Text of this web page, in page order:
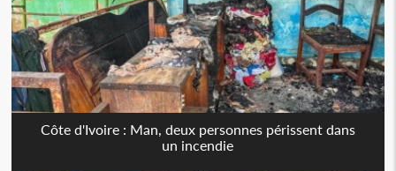
Côte d'Ivoire : Man, deux personnes périssent dans
un incendie